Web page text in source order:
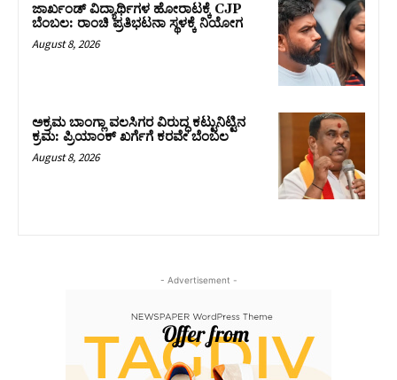
ಜಾರ್ಖಂಡ್‌ ವಿದ್ಯಾರ್ಥಿಗಳ ಹೋರಾಟಕ್ಕೆ CJP
ಬೆಂಬಲ: ರಾಂಚಿ ಪ್ರತಿಭಟನಾ ಸ್ಥಳಕ್ಕೆ ನಿಯೋಗ
August 8, 2026
ಅಕ್ರಮ ಬಾಂಗ್ಲಾ ವಲಸಿಗರ ವಿರುದ್ಧ ಕಟ್ಟುನಿಟ್ಟಿನ
ಕ್ರಮ: ಪ್ರಿಯಾಂಕ್ ಖರ್ಗೆಗೆ ಕರವೇ ಬೆಂಬಲ
August 8, 2026
- Advertisement -